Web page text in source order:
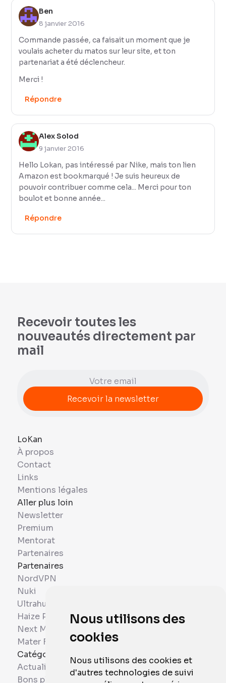
Nous utilisons des
cookies
Nous utilisons des cookies et
d'autres technologies de suivi
Ben
8 janvier 2016
Commande passée, ca faisait un moment que je
voulais acheter du matos sur leur site, et ton
partenariat a été déclencheur.
Merci !
Répondre
Alex Solod
9 janvier 2016
Hello Lokan, pas intéressé par Nike, mais ton lien
Amazon est bookmarqué ! Je suis heureux de
pouvoir contribuer comme cela... Merci pour ton
boulot et bonne année...
Répondre
Recevoir toutes les
nouveautés directement par
mail
LoKan
À propos
Contact
Links
Mentions légales
Aller plus loin
Newsletter
Premium
Mentorat
Partenaires
Partenaires
NordVPN
Nuki
Ultrahuman
Haize Project
Next Mobiles
Mater France
Catégories
Actualités
Bons plans